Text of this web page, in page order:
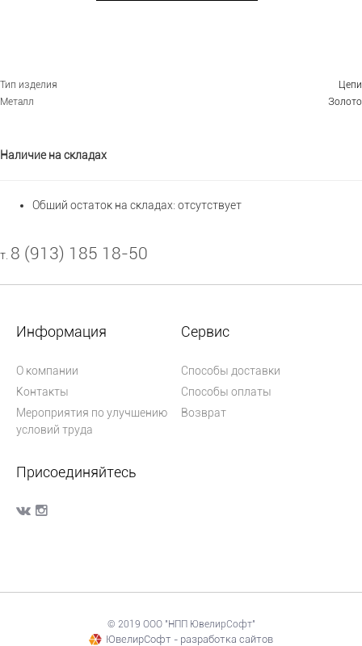
Тип изделия
Цепи
Металл
Золото
Наличие на складах
Общий остаток на складах: отсутствует
т. 8 (913) 185 18-50
Информация
О компании
Контакты
Мероприятия по улучшению
условий труда
Сервис
Способы доставки
Способы оплаты
Возврат
Присоединяйтесь
© 2019 ООО "НПП ЮвелирСофт"
ЮвелирСофт - разработка сайтов